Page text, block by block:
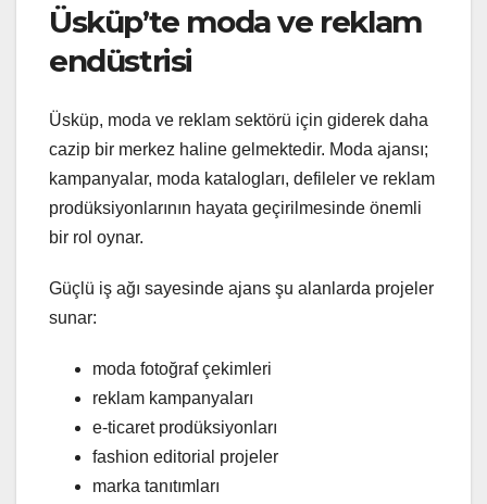
Üsküp’te moda ve reklam
endüstrisi
Üsküp, moda ve reklam sektörü için giderek daha
cazip bir merkez haline gelmektedir. Moda ajansı;
kampanyalar, moda katalogları, defileler ve reklam
prodüksiyonlarının hayata geçirilmesinde önemli
bir rol oynar.
Güçlü iş ağı sayesinde ajans şu alanlarda projeler
sunar:
moda fotoğraf çekimleri
reklam kampanyaları
e-ticaret prodüksiyonları
fashion editorial projeler
marka tanıtımları